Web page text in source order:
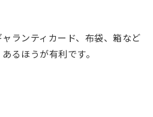
ャランティカード、布袋、箱など
るほうが有利です。